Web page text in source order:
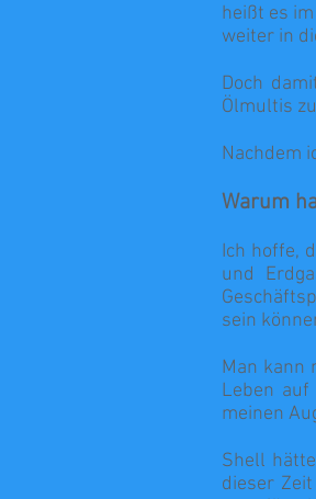
heißt es
weiter in
Doch
Ölmultis
Nachdem
Warum
Ich hoffe,
und
sein
Man kann
Leben
meinen
Shell
dieser